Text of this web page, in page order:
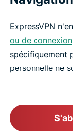
ExpressVPN
ou de connexion
spécifiquement
personnelle ne